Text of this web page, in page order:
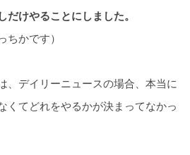
だけやることにしました。
ちかです）
、デイリーニュースの場合、本当に
くてどれをやるかが決まってなかっ